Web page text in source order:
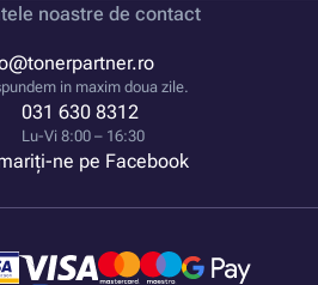
noastre de contact
in maxim doua zile.
031 630 8312
Lu-Vi 8:00 – 16:30
ne pe Facebook